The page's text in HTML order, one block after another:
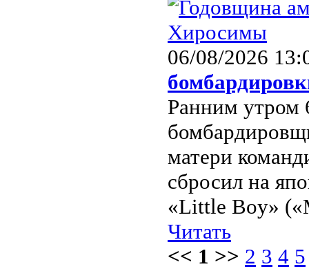
06/08/2026
Ранним утром
матери
сбросил на
«Little Boy»
Читать
<< 1 >> 2 3 4 5